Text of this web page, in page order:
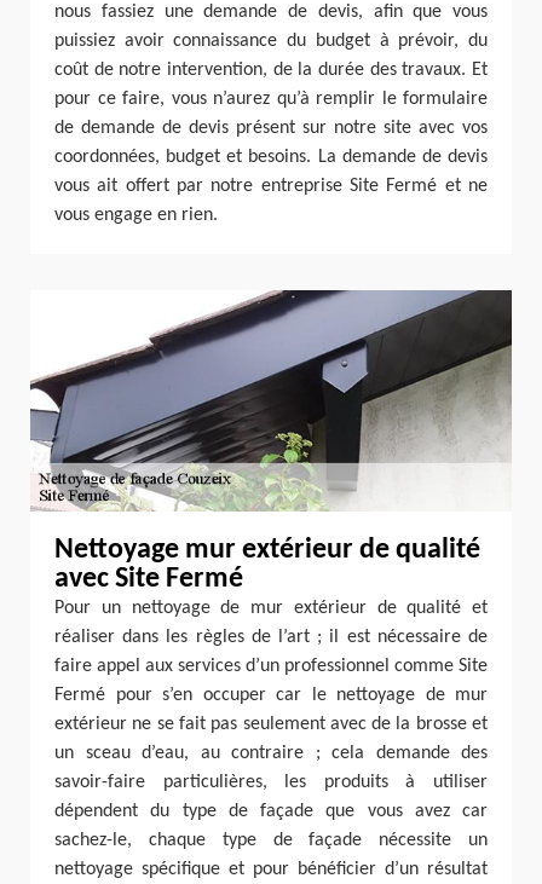
nous fassiez une demande de devis, afin que vous
puissiez avoir connaissance du budget à prévoir, du
coût de notre intervention, de la durée des travaux. Et
pour ce faire, vous n’aurez qu’à remplir le formulaire
de demande de devis présent sur notre site avec vos
coordonnées, budget et besoins. La demande de devis
vous ait offert par notre entreprise Site Fermé et ne
vous engage en rien.
Nettoyage mur extérieur de qualité
avec Site Fermé
Pour un nettoyage de mur extérieur de qualité et
réaliser dans les règles de l’art ; il est nécessaire de
faire appel aux services d’un professionnel comme Site
Fermé pour s’en occuper car le nettoyage de mur
extérieur ne se fait pas seulement avec de la brosse et
un sceau d’eau, au contraire ; cela demande des
savoir-faire particulières, les produits à utiliser
dépendent du type de façade que vous avez car
sachez-le, chaque type de façade nécessite un
nettoyage spécifique et pour bénéficier d’un résultat